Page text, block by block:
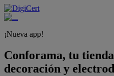
¡Nueva app!
Conforama, tu
decoración y